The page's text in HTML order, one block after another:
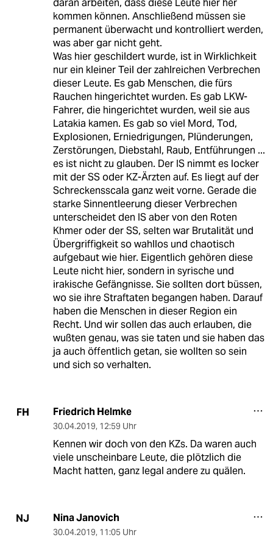
daran arbeiten, dass diese Leute hier her
kommen können. Anschließend müssen sie
permanent überwacht und kontrolliert werden,
was aber gar nicht geht.
Was hier geschildert wurde, ist in Wirklichkeit
nur ein kleiner Teil der zahlreichen Verbrechen
dieser Leute. Es gab Menschen, die fürs
Rauchen hingerichtet wurden. Es gab LKW-
Fahrer, die hingerichtet wurden, weil sie aus
Latakia kamen. Es gab so viel Mord, Tod,
Explosionen, Erniedrigungen, Plünderungen,
Zerstörungen, Diebstahl, Raub, Entführungen ...
es ist nicht zu glauben. Der IS nimmt es locker
mit der SS oder KZ-Ärzten auf. Es liegt auf der
Schreckensscala ganz weit vorne. Gerade die
starke Sinnentleerung dieser Verbrechen
unterscheidet den IS aber von den Roten
Khmer oder der SS, selten war Brutalität und
Übergriffigkeit so wahllos und chaotisch
aufgebaut wie hier. Eigentlich gehören diese
Leute nicht hier, sondern in syrische und
irakische Gefängnisse. Sie sollten dort büssen,
wo sie ihre Straftaten begangen haben. Darauf
haben die Menschen in dieser Region ein
Recht. Und wir sollen das auch erlauben, die
wußten genau, was sie taten und sie haben das
ja auch öffentlich getan, sie wollten so sein
und sich so verhalten.
FH Friedrich Helmke
30.04.2019, 12:59 Uhr
Kennen wir doch von den KZs. Da waren auch
viele unscheinbare Leute, die plötzlich die
Macht hatten, ganz legal andere zu quälen.
NJ Nina Janovich
30.04.2019, 11:05 Uhr